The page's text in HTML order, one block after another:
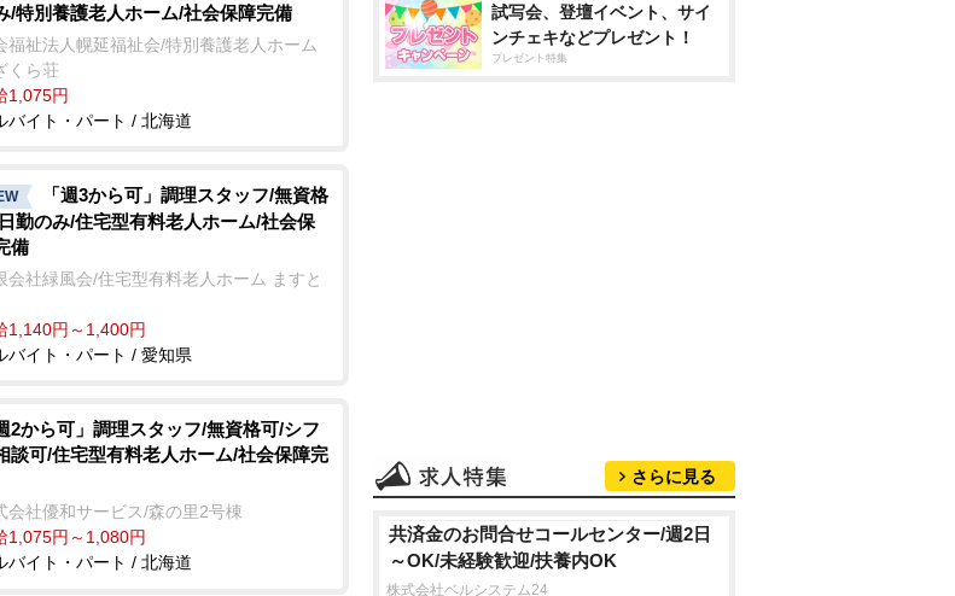
/特別養護老人ホーム/社会保障完備
福祉法人幌延福祉会/特別養護老人ホーム
くら荘
1,075円
バイト・パート / 北海道
「週3から可」調理スタッフ/無資格
勤のみ/住宅型有料老人ホーム/社会保
備
会社緑風会/住宅型有料老人ホーム ますと
1,140円～1,400円
バイト・パート / 愛知県
2から可」調理スタッフ/無資格可/シフ
談可/住宅型有料老人ホーム/社会保障完
会社優和サービス/森の里2号棟
1,075円～1,080円
バイト・パート / 北海道
試写会、登壇イベント、サイ
ンチェキなどプレゼント！
プレゼント特集
さらに見る
共済金のお問合せコールセンター/週2日
～OK/未経験歓迎/扶養内OK
株式会社ベルシステム24